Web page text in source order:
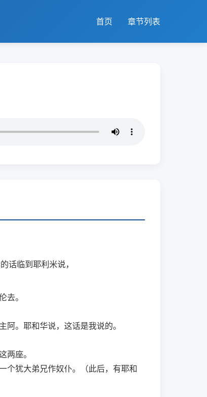
首页 章节列表
话临到耶利米说，
去。
。耶和华说，这话是我说的。
两座。
个犹大弟兄作奴仆。（此后，有耶和